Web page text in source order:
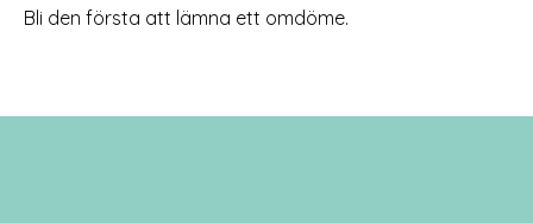
Bli den första att lämna ett omdöme.